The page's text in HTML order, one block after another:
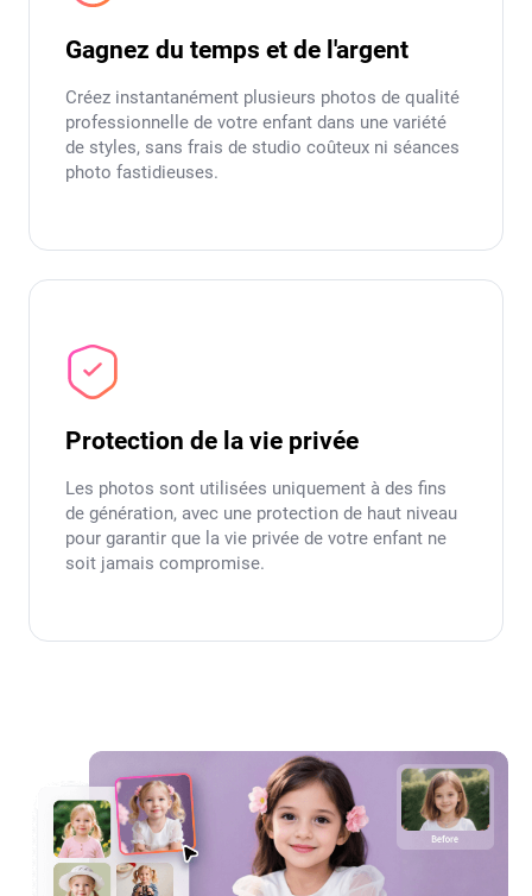
Gagnez du temps et de l'argent
Créez instantanément plusieurs photos de qualité
professionnelle de votre enfant dans une variété
de styles, sans frais de studio coûteux ni séances
photo fastidieuses.
Protection de la vie privée
Les photos sont utilisées uniquement à des fins
de génération, avec une protection de haut niveau
pour garantir que la vie privée de votre enfant ne
soit jamais compromise.